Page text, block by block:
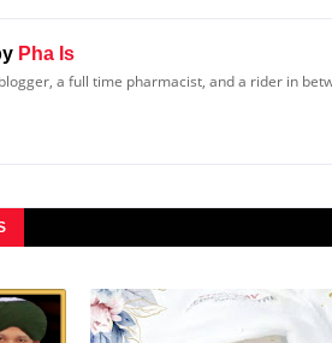
Pha Is
a full time pharmacist, and a rider in